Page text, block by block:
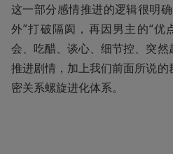
这一部分感情推进的逻辑很明
外”打破隔阂，再因男主的“优
会、吃醋、谈心、细节控、突
推进剧情，加上我们前面所说
密关系螺旋进化体系。